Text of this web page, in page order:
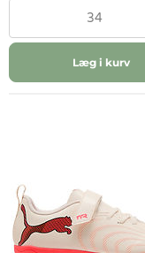
34
Læg i kurv